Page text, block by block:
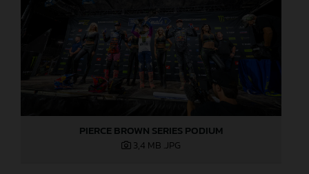
PIERCE BROWN SERIES PODIUM
3,4 MB .JPG